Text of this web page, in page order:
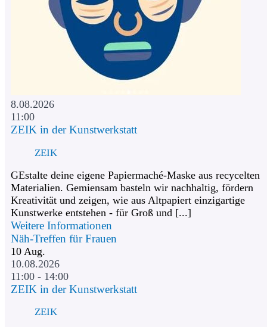
8.08.2026
11:00
ZEIK in der Kunstwerkstatt
ZEIK
GEstalte deine eigene Papiermaché-Maske aus recycelten
Materialien. Gemiensam basteln wir nachhaltig, fördern
Kreativität und zeigen, wie aus Altpapiert einzigartige
Kunstwerke entstehen - für Groß und [...]
Weitere Informationen
Näh-Treffen für Frauen
10 Aug.
10.08.2026
11:00 - 14:00
ZEIK in der Kunstwerkstatt
ZEIK